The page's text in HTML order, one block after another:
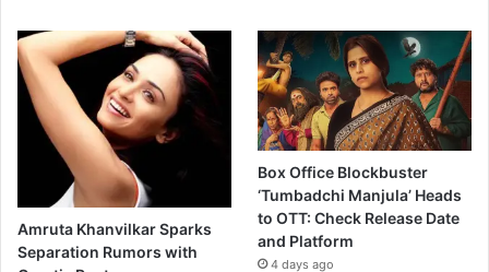
Amruta Khanvilkar Sparks
Separation Rumors with
Box Office Blockbuster
‘Tumbadchi Manjula’ Heads
to OTT: Check Release Date
and Platform
4 days ago